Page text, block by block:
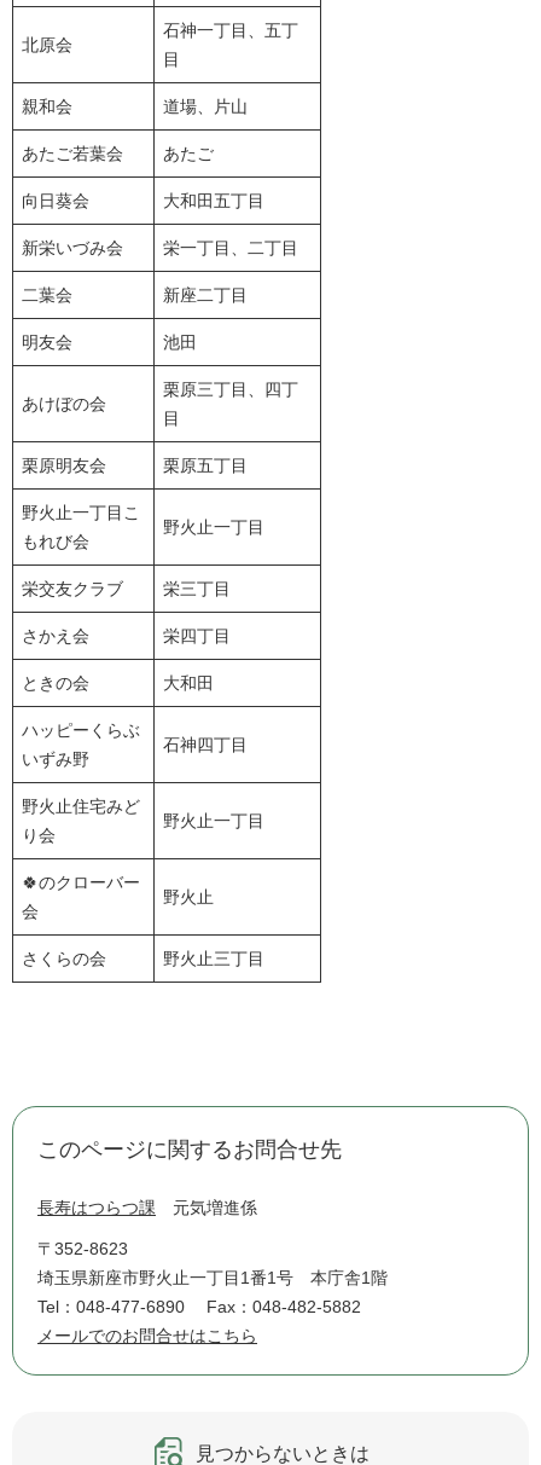
北原会
石神一丁目、五丁
目
親和会 道場、片山
あたご若葉会 あたご
向日葵会 大和田五丁目
新栄いづみ会 栄一丁目、二丁目
二葉会 新座二丁目
明友会 池田
あけぼの会
栗原三丁目、四丁
目
栗原明友会 栗原五丁目
野火止一丁目こ
もれび会
野火止一丁目
栄交友クラブ 栄三丁目
さかえ会 栄四丁目
ときの会 大和田
ハッピーくらぶ
いずみ野
石神四丁目
野火止住宅みど
り会
野火止一丁目
🍀のクローバー
会
野火止
さくらの会 野火止三丁目
このページに関するお問合せ先
長寿はつらつ課 元気増進係
〒352-8623
埼玉県新座市野火止一丁目1番1号 本庁舎1階
Tel：048-477-6890
Fax：048-482-5882
メールでのお問合せはこちら
見つからないときは